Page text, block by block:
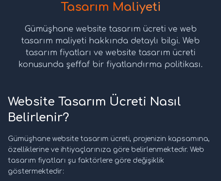
Tasarım Maliyeti
Gümüşhane website tasarım ücreti ve web
tasarım maliyeti hakkında detaylı bilgi. Web
tasarım fiyatları ve website tasarım ücreti
konusunda şeffaf bir fiyatlandırma politikası.
Website Tasarım Ücreti Nasıl
Belirlenir?
Gümüşhane website tasarım ücreti, projenizin kapsamına,
özelliklerine ve ihtiyaçlarınıza göre belirlenmektedir. Web
tasarım fiyatları şu faktörlere göre değişiklik
göstermektedir: